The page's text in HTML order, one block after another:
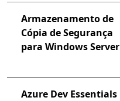
Armazenamento de
Cópia de Segurança
para Windows Server
Azure Dev Essentials